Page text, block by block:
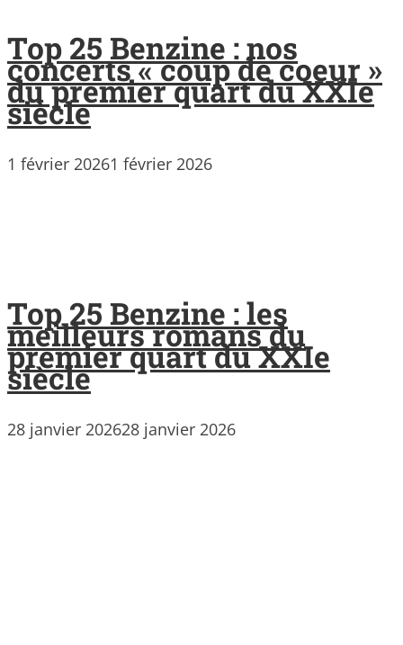
Top 25 Benzine : nos
concerts « coup de coeur »
du premier quart du XXIe
siècle
1 février 20261 février 2026
Top 25 Benzine : les
meilleurs romans du
premier quart du XXIe
siècle
28 janvier 202628 janvier 2026